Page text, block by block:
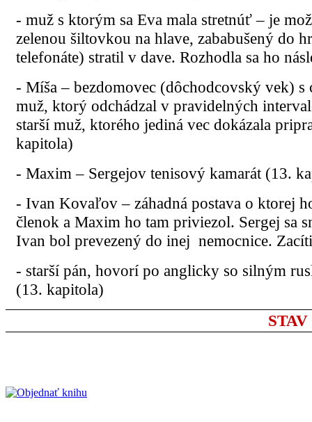
- muž s ktorým sa Eva mala stretnúť – je
zelenou šiltovkou na hlave, zababušený do
telefonáte) stratil v dave. Rozhodla sa ho
- Míša – bezdomovec (dôchodcovský vek)
muž, ktorý odchádzal v pravidelných
starší muž, ktorého jediná vec dokázala
kapitola)
- Maxim – Sergejov tenisový kamarát (13.
- Ivan Kovaľov – záhadná postava o ktorej
členok a Maxim ho tam priviezol. Sergej sa
Ivan bol prevezený do inej nemocnice.
- starší pán, hovorí po anglicky so silným
(13. kapitola)